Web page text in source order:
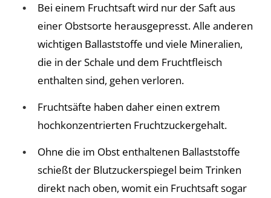
Bei einem Fruchtsaft wird nur der Saft aus
einer Obstsorte herausgepresst. Alle anderen
wichtigen Ballaststoffe und viele Mineralien,
die in der Schale und dem Fruchtfleisch
enthalten sind, gehen verloren.
Fruchtsäfte haben daher einen extrem
hochkonzentrierten Fruchtzuckergehalt.
Ohne die im Obst enthaltenen Ballaststoffe
schießt der Blutzuckerspiegel beim Trinken
direkt nach oben, womit ein Fruchtsaft sogar